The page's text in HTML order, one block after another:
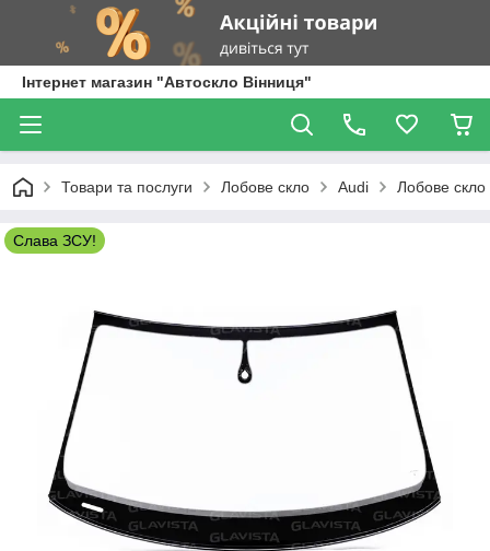
Інтернет магазин "Автоскло Вінниця"
Товари та послуги Лобове скло Audi Лобове
Слава ЗСУ!